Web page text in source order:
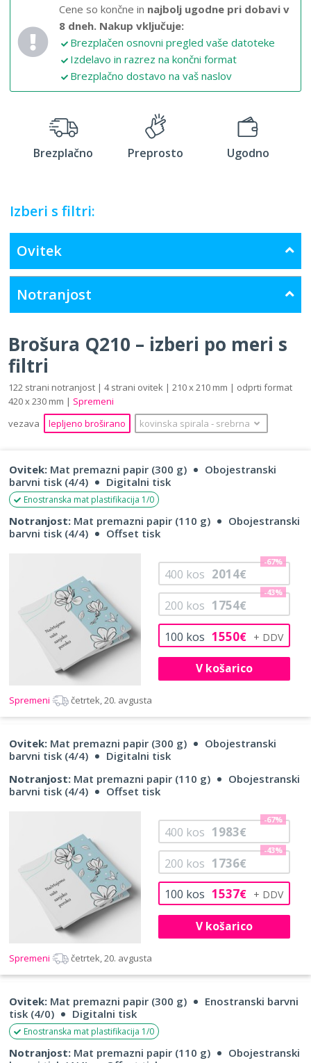
Cene so končne in najbolj ugodne pri dobavi v
8 dneh. Nakup vključuje:
Brezplačen osnovni pregled vaše datoteke
Izdelavo in razrez na končni format
Brezplačno dostavo na vaš naslov
Brezplačno Preprosto Ugodno
Izberi s filtri:
Ovitek
Notranjost
Brošura Q210 – izberi po meri s
filtri
122 strani notranjost | 4 strani ovitek | 210 x 210 mm | odprti format
420 x 230 mm | Spremeni
vezava
lepljeno broširano kovinska spirala ‐ srebrna
Ovitek: Mat premazni papir (300 g)
Obojestranski
barvni tisk (4/4)
Digitalni tisk
Enostranska mat plastifikacija 1/0
Notranjost: Mat premazni papir (110 g)
Obojestranski
barvni tisk (4/4)
Offset tisk
100 kos 1550€
200 kos 1754€
-43%
400 kos 2014€
-67%
V košarico
Spremeni četrtek, 20. avgusta
Ovitek: Mat premazni papir (300 g)
Obojestranski
barvni tisk (4/4)
Digitalni tisk
Notranjost: Mat premazni papir (110 g)
Obojestranski
barvni tisk (4/4)
Offset tisk
100 kos 1537€
200 kos 1736€
-43%
400 kos 1983€
-67%
V košarico
Spremeni četrtek, 20. avgusta
Ovitek: Mat premazni papir (300 g)
Enostranski barvni
tisk (4/0)
Digitalni tisk
Enostranska mat plastifikacija 1/0
Notranjost: Mat premazni papir (110 g)
Obojestranski